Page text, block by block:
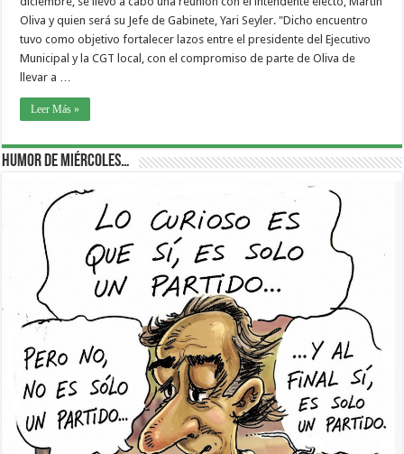
Oliva y quien será su Jefe de Gabinete, Yari Seyler. "Dicho encuentro
tuvo como objetivo fortalecer lazos entre el presidente del Ejecutivo
Municipal y la CGT local, con el compromiso de parte de Oliva de
llevar a …
Leer Más »
Humor de Miércoles…